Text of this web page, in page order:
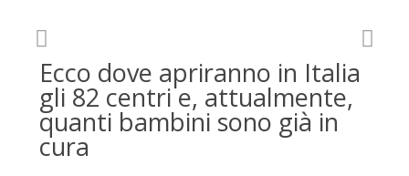
Ecco dove apriranno in Italia
gli 82 centri e, attualmente,
quanti bambini sono già in
cura